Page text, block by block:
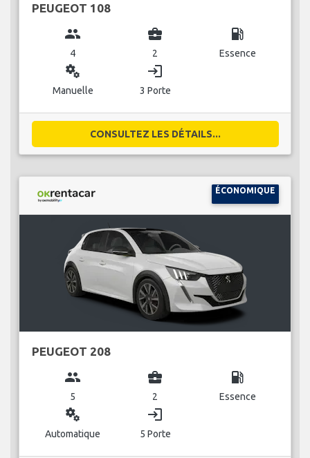
PEUGEOT 108
group
4
business_center
2
local_gas_station
Essence
miscellaneous_services
Manuelle
login
3 Porte
CONSULTEZ LES DÉTAILS...
ÉCONOMIQUE
PEUGEOT 208
group
5
business_center
2
local_gas_station
Essence
miscellaneous_services
Automatique
login
5 Porte